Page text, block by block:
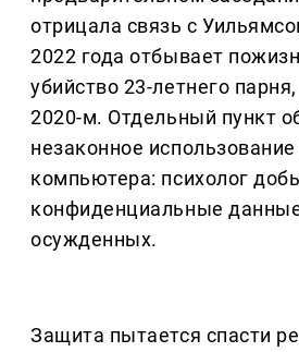
отрицала связь с
2022 года отбывает
убийство 23-летнего
2020-м. Отдельный пункт
незаконное
компьютера: психолог
конфиденциальные
осужденных.
Защита пытается спасти